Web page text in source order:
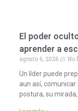
El poder
aprender a
agosto 6, 2026
No
Un líder puede
aun así,
postura, su